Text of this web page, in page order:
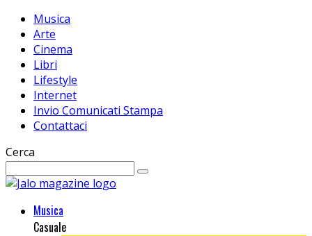
Musica
Arte
Cinema
Libri
Lifestyle
Internet
Invio Comunicati Stampa
Contattaci
Cerca
Musica
Casuale